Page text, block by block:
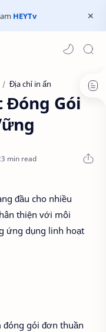
HEYTv
Địa chỉ in ấn
Đóng Gói
min read
đầu cho nhiều
thiện với môi
ứng dụng linh hoạt
đóng gói đơn thuần